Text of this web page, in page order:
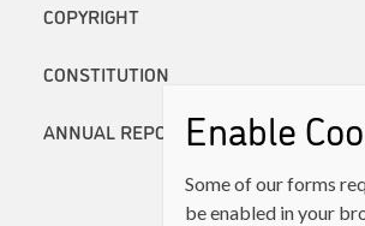
COPYRIGHT
CONSTITUTION
ANNUAL REPORTSEnable
Some of our forms
be enabled in your